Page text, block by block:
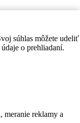
súhlas môžete udeliť
o prehliadaní.
meranie reklamy a